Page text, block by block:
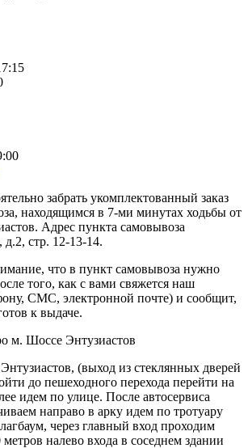
забрать укомплектованный заказ
находящимся в 7-ми минутах ходьбы от
Адрес пункта самовывоза
д.2, стр. 12-13-14.
что в пункт самовывоза нужно
того, как с вами свяжется наш
СМС, электронной почте) и сообщит,
к выдаче.
м. Шоссе Энтузиастов
(выход из стеклянных дверей
до пешеходного перехода перейти на
идем по улице. После автосервиса
направо в арку идем по тротуару
через главный вход проходим
метров налево входа в соседнем здании